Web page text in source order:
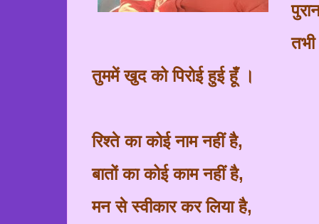
तुममें खुद को पिरोई हुईहूँ।
रिश्ते का कोई नाम नहीं है,
बातों का कोई काम नहीं है,
मन से स्वीकार कर लिया है,